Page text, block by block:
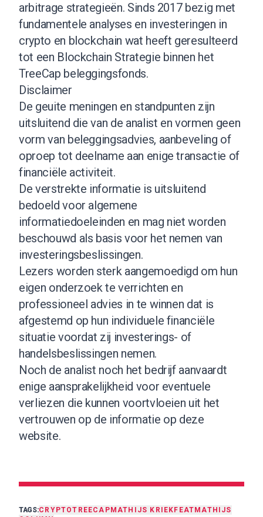
arbitrage strategieën. Sinds 2017 bezig met
fundamentele analyses en investeringen in
crypto en blockchain wat heeft geresulteerd
tot een Blockchain Strategie binnen het
TreeCap beleggingsfonds.
Disclaimer
De geuite meningen en standpunten zijn
uitsluitend die van de analist en vormen geen
vorm van beleggingsadvies, aanbeveling of
oproep tot deelname aan enige transactie of
financiële activiteit.
De verstrekte informatie is uitsluitend
bedoeld voor algemene
informatiedoeleinden en mag niet worden
beschouwd als basis voor het nemen van
investeringsbeslissingen.
Lezers worden sterk aangemoedigd om hun
eigen onderzoek te verrichten en
professioneel advies in te winnen dat is
afgestemd op hun individuele financiële
situatie voordat zij investerings- of
handelsbeslissingen nemen.
Noch de analist noch het bedrijf aanvaardt
enige aansprakelijkheid voor eventuele
verliezen die kunnen voortvloeien uit het
vertrouwen op de informatie op deze
website.
TAGS:CRYPTOTREECAP MATHIJS KRIEK FEAT MATHIJS